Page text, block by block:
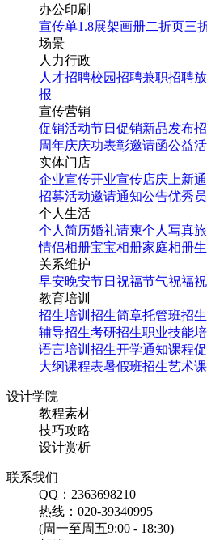
办公印刷
宣传单1.8展架画册二折页三
场景
人力行政
人才招聘校园招聘兼职招聘
报
宣传营销
促销活动节日促销新品发布
周年庆庆功表彰邀请函公益
实体门店
企业宣传开业宣传店庆 上新
招募活动邀请通知公告优秀
个人生活
个人简历婚礼请柬个人写真
情侣相册宝宝相册家庭相册
关系维护
早安晚安节日祝福节气祝福
教育培训
招生培训 招生简章托管班招生
辅导招生考研招生职业技能
语言培训招生开学通知课程
大纲课程表暑假班招生艺术
设计学院
教程素材
技巧攻略
设计赏析
联系我们
QQ：2363698210
热线：020-39340995
(周一至周五9:00 - 18:30)